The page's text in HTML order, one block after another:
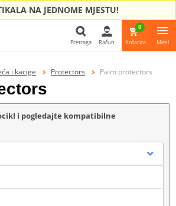
NA JEDNOME MJESTU!
Pretraga
Pretraga Račun
0
Košarica Meni
i kacige Protectors Palm protectors
i pogledajte kompatibilne